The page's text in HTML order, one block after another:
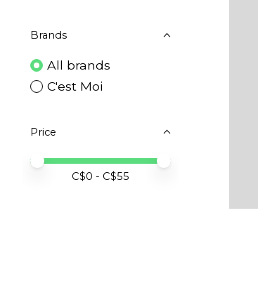
Brands
All brands
C'est Moi
Price
Price minimum value
Price maximum value
C$0 - C$55